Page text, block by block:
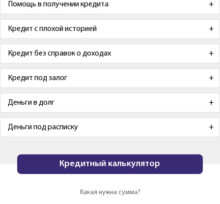
Помощь в получении кредита
Кредит с плохой историей
Кредит без справок о доходах
Кредит под залог
Деньги в долг
Деньги под расписку
Кредитный калькулятор
Какая нужна сумма?